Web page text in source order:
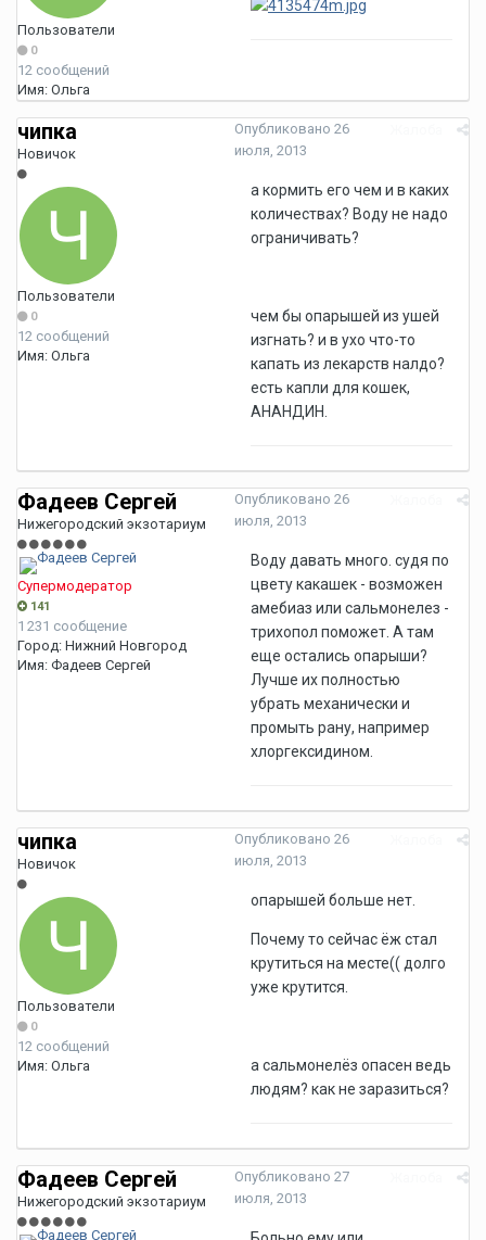
Пользователи
0
12 сообщений
Имя: Ольга
чипка
Новичок
Пользователи
0
12 сообщений
Имя: Ольга
Опубликовано 26
июля, 2013
а кормить его чем и в каких
количествах? Воду не надо
ограничивать?
чем бы опарышей из ушей
изгнать? и в ухо что-то
капать из лекарств налдо?
есть капли для кошек,
АНАНДИН.
Фадеев Сергей
Нижегородский экзотариум
Супермодератор
141
1 231 сообщение
Город: Нижний Новгород
Имя: Фадеев Сергей
Опубликовано 26
июля, 2013
Воду давать много. судя по
цвету какашек - возможен
амебиаз или сальмонелез -
трихопол поможет. А там
еще остались опарыши?
Лучше их полностью
убрать механически и
промыть рану, например
хлоргексидином.
чипка
Новичок
Пользователи
0
12 сообщений
Имя: Ольга
Опубликовано 26
июля, 2013
опарышей больше нет.
Почему то сейчас ёж стал
крутиться на месте(( долго
уже крутится.
а сальмонелёз опасен ведь
людям? как не заразиться?
Фадеев Сергей
Нижегородский экзотариум
Опубликовано 27
июля, 2013